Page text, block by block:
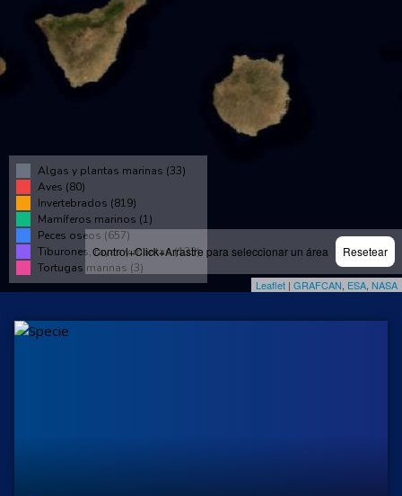
Control+Click+Arrastre para seleccionar un área Resetear
Algas y plantas marinas (33)
Aves (80)
Invertebrados (819)
Mamíferos marinos (1)
Peces oseos (657)
Tiburones, rayas y mantas (133)
Tortugas marinas (3)
Leaflet | GRAFCAN ESA NASA